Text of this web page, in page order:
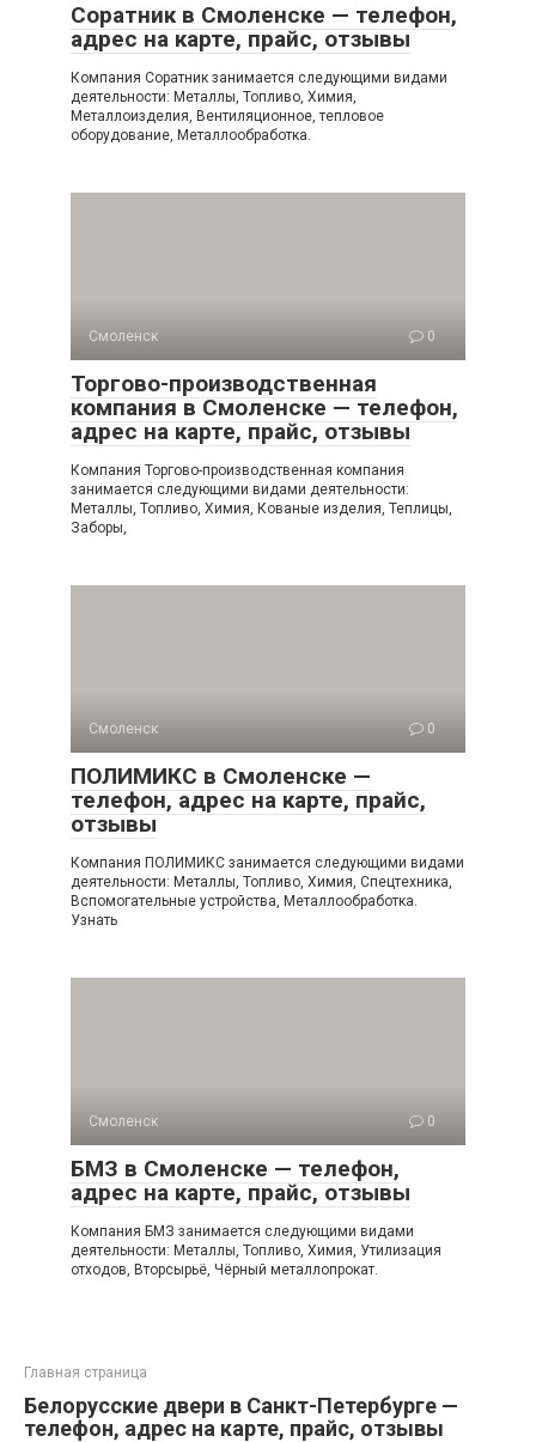
Соратник в Смоленске — телефон,
адрес на карте, прайс, отзывы
Компания Соратник занимается следующими видами
деятельности: Металлы, Топливо, Химия,
Металлоизделия, Вентиляционное, тепловое
оборудование, Металлообработка.
Смоленск 0
Торгово-производственная
компания в Смоленске — телефон,
адрес на карте, прайс, отзывы
Компания Торгово-производственная компания
занимается следующими видами деятельности:
Металлы, Топливо, Химия, Кованые изделия, Теплицы,
Заборы,
Смоленск 0
ПОЛИМИКС в Смоленске —
телефон, адрес на карте, прайс,
отзывы
Компания ПОЛИМИКС занимается следующими видами
деятельности: Металлы, Топливо, Химия, Спецтехника,
Вспомогательные устройства, Металлообработка.
Узнать
Смоленск 0
БМЗ в Смоленске — телефон,
адрес на карте, прайс, отзывы
Компания БМЗ занимается следующими видами
деятельности: Металлы, Топливо, Химия, Утилизация
отходов, Вторсырьё, Чёрный металлопрокат.
Главная страница
Белорусские двери в Санкт-Петербурге —
телефон, адрес на карте, прайс, отзывы